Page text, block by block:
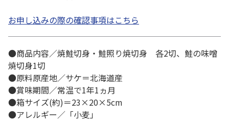
お申し込みの際の確認事項はこちら
●商品内容／焼鮭切身・鮭照り焼切身 各2切、鮭の味噌
焼切身1切
●原料原産地／サケ＝北海道産
●賞味期間／常温で1年1ヵ月
●箱サイズ(約)＝23×20×5cm
●アレルギー／「小麦」